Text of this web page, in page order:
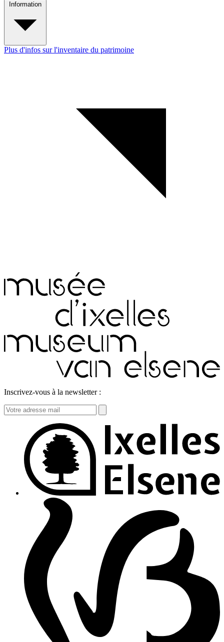
Information
Plus d'infos sur l'inventaire du patrimoine
Inscrivez-vous à la newsletter :